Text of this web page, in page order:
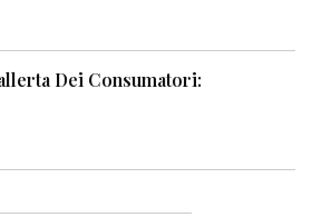
Dei Consumatori: